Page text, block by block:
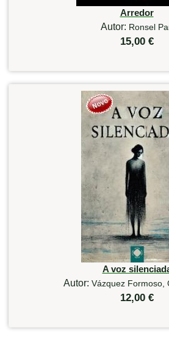
Arredor
Autor: Ronsel
15,00 €
A voz
Autor: Vázquez Formoso,
12,00 €